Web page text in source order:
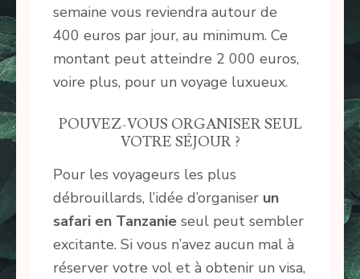
semaine vous reviendra autour de
400 euros par jour, au minimum. Ce
montant peut atteindre 2 000 euros,
voire plus, pour un voyage luxueux.
POUVEZ-VOUS ORGANISER SEUL
VOTRE SÉJOUR ?
Pour les voyageurs les plus
débrouillards, l’idée d’organiser un
safari en Tanzanie seul peut sembler
excitante. Si vous n’avez aucun mal à
réserver votre vol et à obtenir un visa,